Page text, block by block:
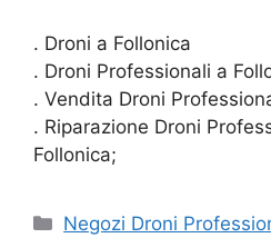
. Droni a Follonica
. Droni Professionali a
. Vendita Droni
. Riparazione Droni
Follonica;
Categorie
Negozi Droni